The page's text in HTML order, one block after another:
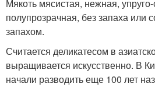
Мякоть мясистая, нежная,
полупрозрачная, без запаха или
запахом.
Считается деликатесом в
выращивается искусственно. В
начали разводить еще 100 лет